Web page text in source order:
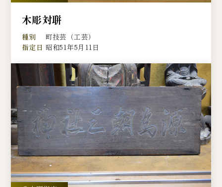
木彫対聠
種別
町技芸（工芸）
指定日 昭和51年5月11日